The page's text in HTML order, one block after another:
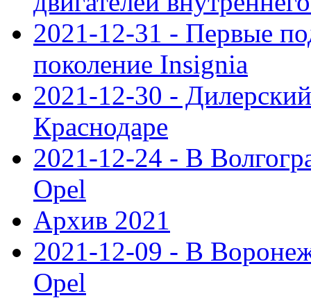
2021-12-31 - Первые
поколение Insignia
2021-12-30 -
Краснодаре
2021-12-24 - В
Opel
Архив 2021
2021-12-09 - В
Opel